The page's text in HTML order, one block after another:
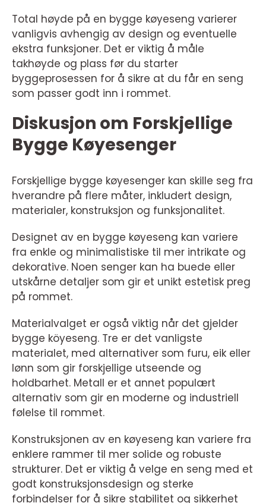
Total høyde på en bygge køyeseng varierer
vanligvis avhengig av design og eventuelle
ekstra funksjoner. Det er viktig å måle
takhøyde og plass før du starter
byggeprosessen for å sikre at du får en seng
som passer godt inn i rommet.
Diskusjon om Forskjellige
Bygge Køyesenger
Forskjellige bygge køyesenger kan skille seg fra
hverandre på flere måter, inkludert design,
materialer, konstruksjon og funksjonalitet.
Designet av en bygge køyeseng kan variere
fra enkle og minimalistiske til mer intrikate og
dekorative. Noen senger kan ha buede eller
utskårne detaljer som gir et unikt estetisk preg
på rommet.
Materialvalget er også viktig når det gjelder
bygge köyeseng. Tre er det vanligste
materialet, med alternativer som furu, eik eller
lønn som gir forskjellige utseende og
holdbarhet. Metall er et annet populært
alternativ som gir en moderne og industriell
følelse til rommet.
Konstruksjonen av en køyeseng kan variere fra
enklere rammer til mer solide og robuste
strukturer. Det er viktig å velge en seng med et
godt konstruksjonsdesign og sterke
forbindelser for å sikre stabilitet og sikkerhet